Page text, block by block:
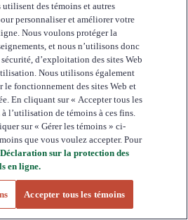
des témoins et autres
personnaliser et améliorer votre
Nous voulons protéger la
et nous n’utilisons donc
d’exploitation des sites Web
Nous utilisons également
le fonctionnement des sites Web et
En cliquant sur « Accepter tous les
l’utilisation de témoins à ces fins.
sur « Gérer les témoins » ci-
que vous voulez accepter. Pour
Déclaration sur la protection des
en ligne.
Accepter tous les témoins